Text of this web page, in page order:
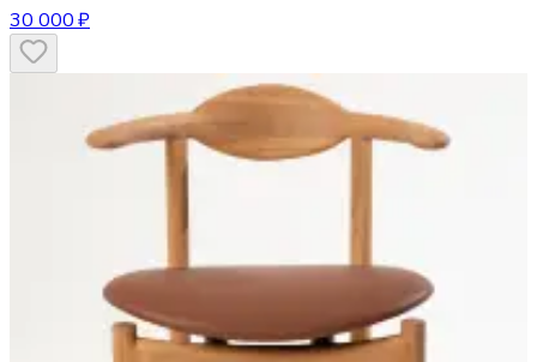
30 000 ₽